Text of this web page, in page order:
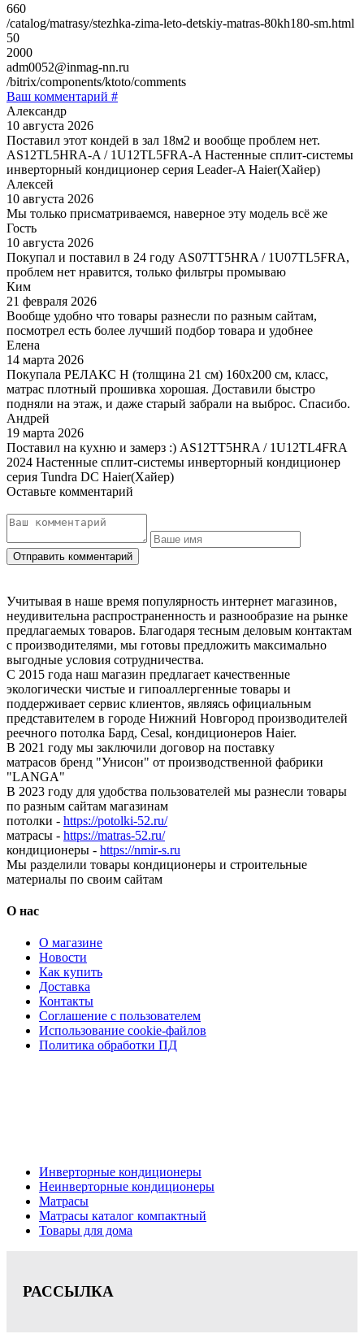
660
/catalog/matrasy/stezhka-zima-leto-detskiy-matras-80kh180-sm.html
50
2000
adm0052@inmag-nn.ru
/bitrix/components/ktoto/comments
Ваш комментарий #
Александр
10 августа 2026
Поставил этот кондей в зал 18м2 и вообще проблем нет.
AS12TL5HRA-A / 1U12TL5FRA-A Настенные сплит-системы
инверторный кондиционер серия Leader-A Haier(Хайер)
Алексей
10 августа 2026
Мы только присматриваемся, наверное эту модель всё же
Гость
10 августа 2026
Покупал и поставил в 24 году AS07TT5HRA / 1U07TL5FRA,
проблем нет нравится, только фильтры промываю
Ким
21 февраля 2026
Вообще удобно что товары разнесли по разным сайтам,
посмотрел есть более лучший подбор товара и удобнее
Елена
14 марта 2026
Покупала РЕЛАКС Н (толщина 21 см) 160х200 см, класс,
матрас плотный прошивка хорошая. Доставили быстро
подняли на этаж, и даже старый забрали на выброс. Спасибо.
Андрей
19 марта 2026
Поставил на кухню и замерз :) AS12TT5HRA / 1U12TL4FRA
2024 Настенные сплит-системы инверторный кондиционер
серия Tundra DC Haier(Хайер)
Оставьте комментарий
Учитывая в наше время популярность интернет магазинов,
неудивительна распространенность и разнообразие на рынке
предлагаемых товаров. Благодаря тесным деловым контактам
с производителями, мы готовы предложить максимально
выгодные условия сотрудничества.
С 2015 года наш магазин предлагает качественные
экологически чистые и гипоаллергенные товары и
поддерживает сервис клиентов, являясь официальным
представителем в городе Нижний Новгород производителей
реечного потолка Бард, Cesal, кондиционеров Haier.
В 2021 году мы заключили договор на поставку
матрасов бренд "Унисон" от производственной фабрики
"LANGA"
В 2023 году для удобства пользователей мы разнесли товары
по разным сайтам магазинам
потолки - https://potolki-52.ru/
матрасы - https://matras-52.ru/
кондиционеры - https://nmir-s.ru
Мы разделили товары кондиционеры и строительные
материалы по своим сайтам
О нас
О магазине
Новости
Как купить
Доставка
Контакты
Соглашение с пользователем
Использование cookie-файлов
Политика обработки ПД
Инверторные кондиционеры
Неинверторные кондиционеры
Матрасы
Матрасы каталог компактный
Товары для дома
РАССЫЛКА